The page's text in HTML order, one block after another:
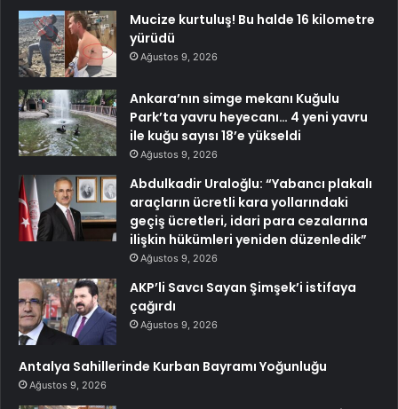
Mucize kurtuluş! Bu halde 16 kilometre
yürüdü
Ağustos 9, 2026
Ankara’nın simge mekanı Kuğulu
Park’ta yavru heyecanı… 4 yeni yavru
ile kuğu sayısı 18’e yükseldi
Ağustos 9, 2026
Abdulkadir Uraloğlu: “Yabancı plakalı
araçların ücretli kara yollarındaki
geçiş ücretleri, idari para cezalarına
ilişkin hükümleri yeniden düzenledik”
Ağustos 9, 2026
AKP’li Savcı Sayan Şimşek’i istifaya
çağırdı
Ağustos 9, 2026
Antalya Sahillerinde Kurban Bayramı Yoğunluğu
Ağustos 9, 2026